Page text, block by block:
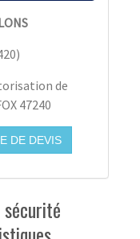
)
de
47240
DE DEVIS